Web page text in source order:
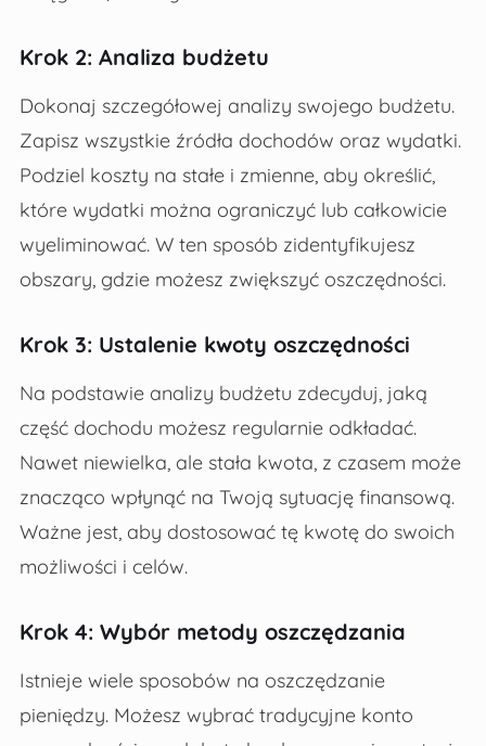
Krok 2: Analiza budżetu
Dokonaj szczegółowej analizy swojego budżetu.
Zapisz wszystkie źródła dochodów oraz wydatki.
Podziel koszty na stałe i zmienne, aby określić,
które wydatki można ograniczyć lub całkowicie
wyeliminować. W ten sposób zidentyfikujesz
obszary, gdzie możesz zwiększyć oszczędności.
Krok 3: Ustalenie kwoty oszczędności
Na podstawie analizy budżetu zdecyduj, jaką
część dochodu możesz regularnie odkładać.
Nawet niewielka, ale stała kwota, z czasem może
znacząco wpłynąć na Twoją sytuację finansową.
Ważne jest, aby dostosować tę kwotę do swoich
możliwości i celów.
Krok 4: Wybór metody oszczędzania
Istnieje wiele sposobów na oszczędzanie
pieniędzy. Możesz wybrać tradycyjne konto